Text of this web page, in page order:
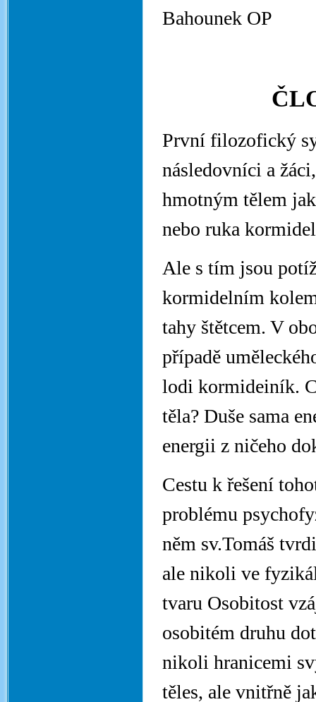
Bahounek OP
První filozofický
následovníci a
hmotným tělem
nebo ruka
Ale s tím jsou
kormidelním
tahy štětcem. V
případě
lodi kormideiník.
těla? Duše sama
energii z ničeho
Cestu k řešení
problému
něm sv.Tomáš
ale nikoli ve
tvaru Osobitost
osobitém druhu
nikoli hranicemi
těles, ale vnitřně